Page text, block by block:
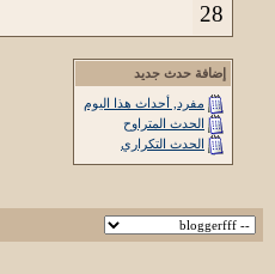
28
إضافة حدث جديد
مفرد, أحداث هذا اليوم
الحدث المتراوح
الحدث التكراري